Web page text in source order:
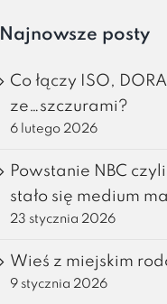
Najnowsze posty
Co łączy ISO,
ze…szczurami?
6 lutego 2026
Powstanie NBC
stało się medium
23 stycznia 2026
Wieś z miejskim
9 stycznia 2026